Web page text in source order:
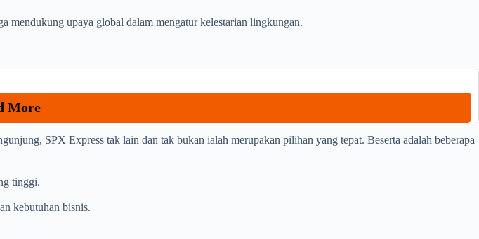
mendukung upaya global dalam mengatur kelestarian lingkungan.
More
SPX Express tak lain dan tak bukan ialah merupakan pilihan yang tepat. Beserta adalah beberapa
tinggi.
kebutuhan bisnis.